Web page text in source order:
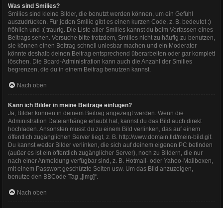
Was sind Smilies?
Smilies sind kleine Bilder, die benutzt werden können, um ein Gefühl
auszudrücken. Für jeden Smilie gibt es einen kurzen Code, z. B. bedeutet :)
fröhlich und :( traurig. Die Liste aller Smilies kannst du beim Verfassen eines
Beitrags sehen. Versuche bitte trotzdem, Smilies nicht zu häufig zu benutzen,
sie können einen Beitrag schnell unlesbar machen und ein Moderator
könnte deshalb deinen Beitrag entsprechend überarbeiten oder gar komplett
löschen. Die Board-Administration kann auch die Anzahl der Smilies
begrenzen, die du in einem Beitrag benutzen kannst.
Nach oben
Kann ich Bilder in meine Beiträge einfügen?
Ja, Bilder können in deinem Beitrag angezeigt werden. Wenn die
Administration Dateianhänge erlaubt hat, kannst du das Bild auch direkt
hochladen. Ansonsten musst du zu einem Bild verlinken, das auf einem
öffentlich zugänglichen Server liegt, z. B. http://www.domain.tld/mein-bild.gif.
Du kannst weder Bilder verlinken, die sich auf deinem eigenen PC befinden
(außer es ist ein öffentlich zugänglicher Server), noch zu Bildern, die nur
nach einer Anmeldung verfügbar sind, z. B. Hotmail- oder Yahoo-Mailboxen,
mit einem Passwort geschützte Seiten usw. Um das Bild anzuzeigen,
benutze den BBCode-Tag „[img]“.
Nach oben